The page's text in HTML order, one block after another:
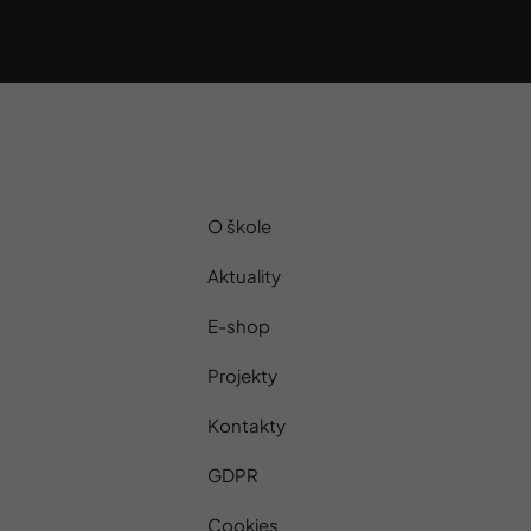
O škole
Aktuality
E-shop
Projekty
Kontakty
GDPR
Cookies